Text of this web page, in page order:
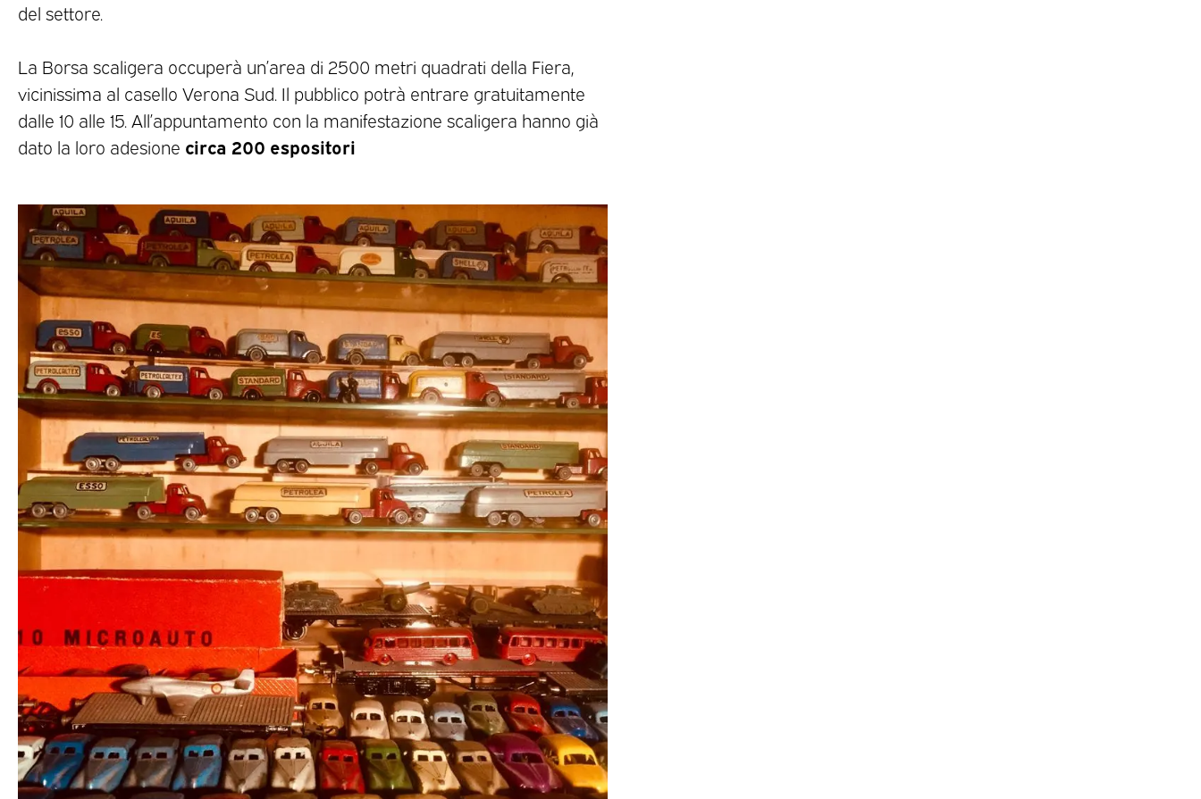
del settore.
La Borsa scaligera occuperà un’area di 2500 metri quadrati della Fiera,
vicinissima al casello Verona Sud. Il pubblico potrà entrare gratuitamente
dalle 10 alle 15. All’appuntamento con la manifestazione scaligera hanno già
dato la loro adesione circa 200 espositori